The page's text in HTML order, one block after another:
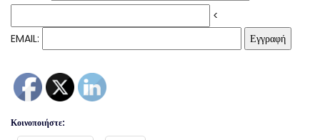
<
EMAIL:
Κοινοποιήστε: